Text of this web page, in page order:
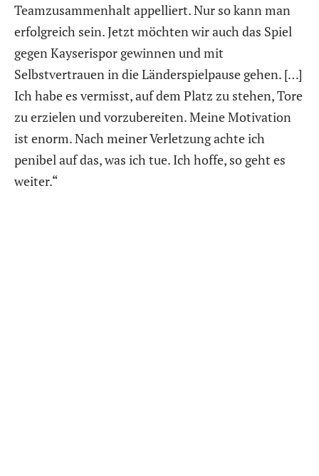
Teamzusammenhalt appelliert. Nur so kann man
erfolgreich sein. Jetzt möchten wir auch das Spiel
gegen Kayserispor gewinnen und mit
Selbstvertrauen in die Länderspielpause gehen. […]
Ich habe es vermisst, auf dem Platz zu stehen, Tore
zu erzielen und vorzubereiten. Meine Motivation
ist enorm. Nach meiner Verletzung achte ich
penibel auf das, was ich tue. Ich hoffe, so geht es
weiter.“